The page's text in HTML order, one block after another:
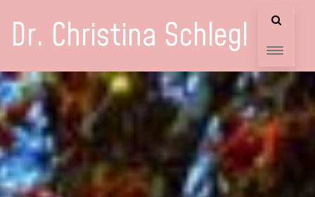
Dr. Christina Schlegl